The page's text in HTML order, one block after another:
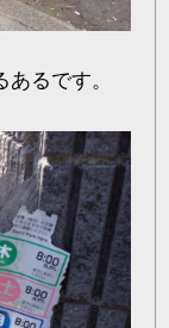
るです。